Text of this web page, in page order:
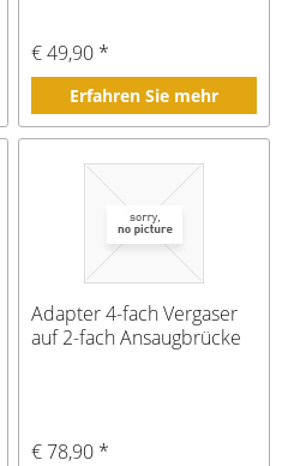
€ 49,90 *
Erfahren Sie mehr
Adapter 4-fach Vergaser
auf 2-fach Ansaugbrücke
€ 78,90 *